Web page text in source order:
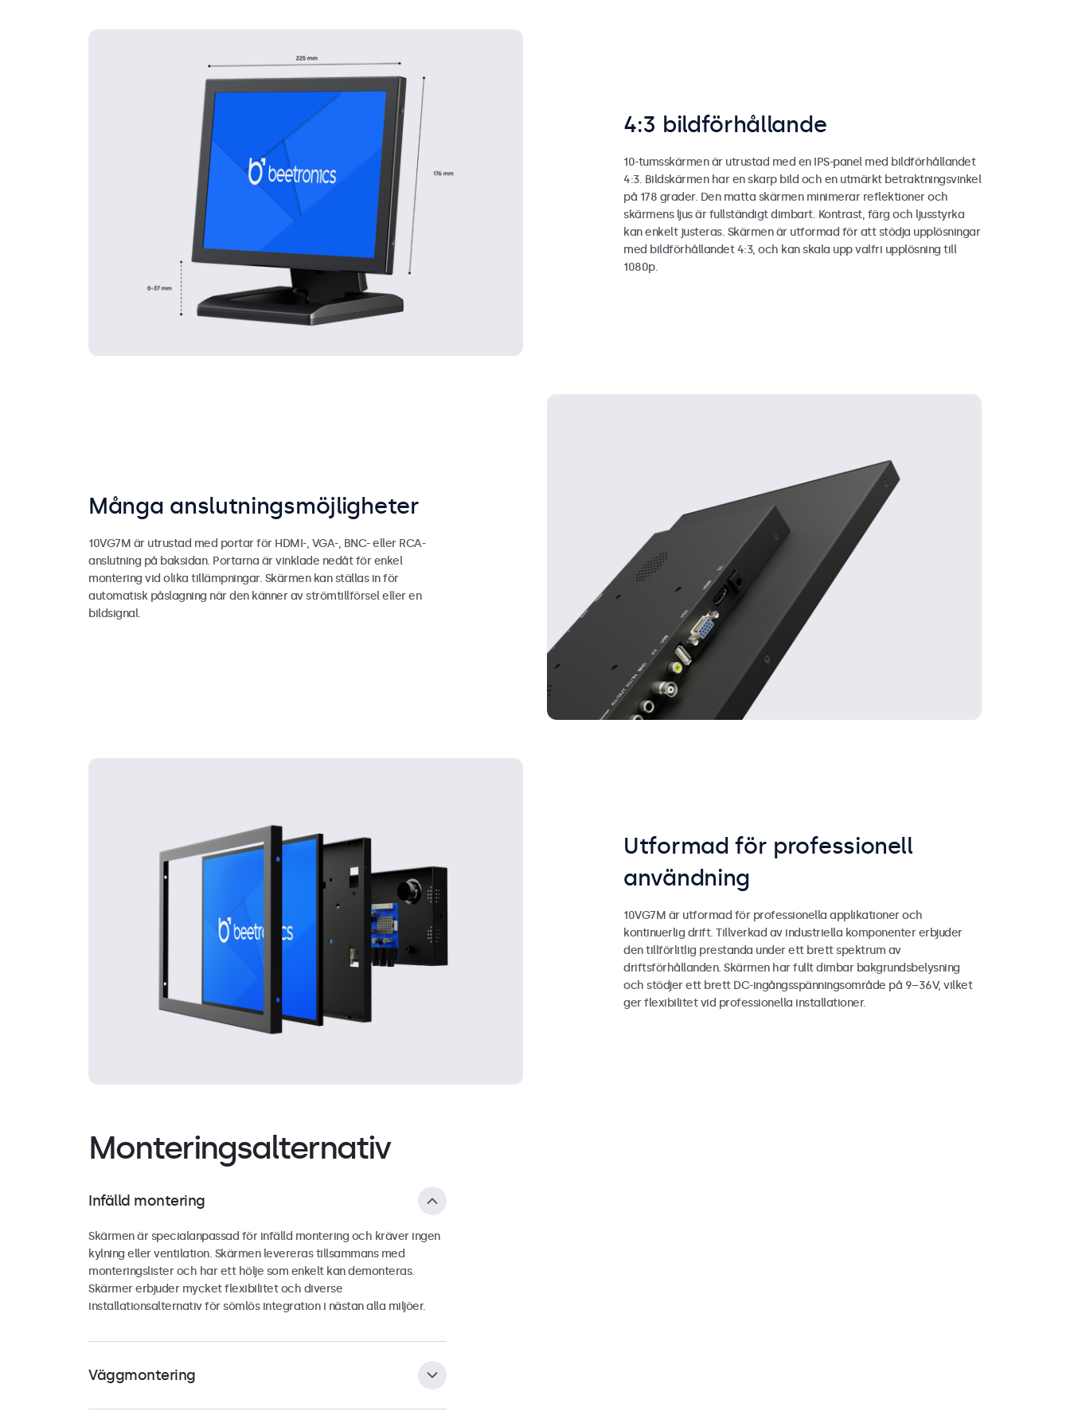
4:3 bildförhållande
10-tumsskärmen är utrustad med en IPS-panel med bildförhållandet
4:3. Bildskärmen har en skarp bild och en utmärkt betraktningsvinkel
på 178 grader. Den matta skärmen minimerar reflektioner och
skärmens ljus är fullständigt dimbart. Kontrast, färg och ljusstyrka
kan enkelt justeras. Skärmen är utformad för att stödja upplösningar
med bildförhållandet 4:3, och kan skala upp valfri upplösning till
1080p.
Många anslutningsmöjligheter
10VG7M är utrustad med portar för HDMI-, VGA-, BNC- eller RCA-
anslutning på baksidan. Portarna är vinklade nedåt för enkel
montering vid olika tillämpningar. Skärmen kan ställas in för
automatisk påslagning när den känner av strömtillförsel eller en
bildsignal.
Utformad för professionell
användning
10VG7M är utformad för professionella applikationer och
kontinuerlig drift. Tillverkad av industriella komponenter erbjuder
den tillförlitlig prestanda under ett brett spektrum av
driftsförhållanden. Skärmen har fullt dimbar bakgrundsbelysning
och stödjer ett brett DC-ingångsspänningsområde på 9–36V, vilket
ger flexibilitet vid professionella installationer.
Monteringsalternativ
Infälld montering
Skärmen är specialanpassad för infälld montering och kräver ingen
kylning eller ventilation. Skärmen levereras tillsammans med
monteringslister och har ett hölje som enkelt kan demonteras.
Skärmer erbjuder mycket flexibilitet och diverse
installationsalternativ för sömlös integration i nästan alla miljöer.
Väggmontering
Skärmen är utrustad med ett universellt 75 mm VESA-fäste på